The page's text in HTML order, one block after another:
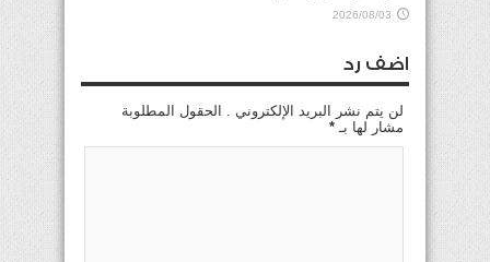
2026/08/03
اضف رد
لن يتم نشر البريد الإلكتروني . الحقول المطلوبة
مشار لها بـ *